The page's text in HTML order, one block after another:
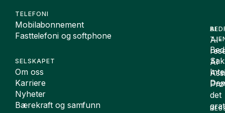
TELEFONI
Mobilabonnement
Fasttelefoni og softphone
SELSKAPET
Om oss
Karriere
Nyheter
Bærekraft og samfunn
AI
AI-
AI
det